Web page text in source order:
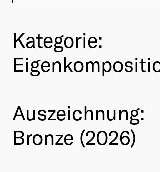
Kategorie:
Auszeichnung:
Bronze (2026)